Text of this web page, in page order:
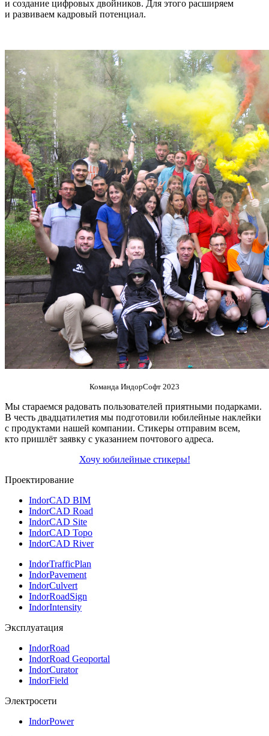
и создание цифровых двойников. Для этого расширяем
и развиваем кадровый потенциал.
Команда ИндорСофт 2023
Мы стараемся радовать пользователей приятными подарками.
В честь двадцатилетия мы подготовили юбилейные наклейки
с продуктами нашей компании. Стикеры отправим всем,
кто пришлёт заявку с указанием почтового адреса.
Хочу юбилейные стикеры!
Проектирование
IndorCAD BIM
IndorCAD Road
IndorCAD Site
IndorCAD Topo
IndorCAD River
IndorTrafficPlan
IndorPavement
IndorCulvert
IndorRoadSign
IndorIntensity
Эксплуатация
IndorRoad
IndorRoad Geoportal
IndorCurator
IndorField
Электросети
IndorPower